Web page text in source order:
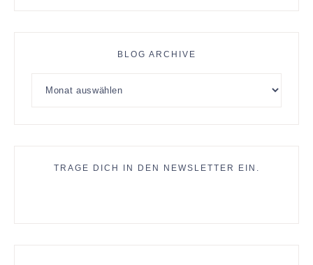
BLOG ARCHIVE
TRAGE DICH IN DEN NEWSLETTER EIN.